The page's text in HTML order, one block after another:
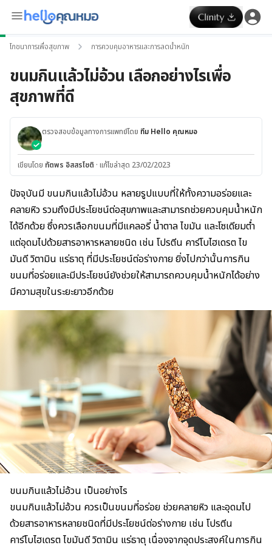
โภชนาการเพื่อสุขภาพ การควบคุมอาหารและการลดน้ำหนัก
ขนมกินแล้วไม่อ้วน เลือกอย่างไรเพื่อ
สุขภาพที่ดี
ตรวจสอบข้อมูลทางการแพทย์โดย ทีม Hello คุณหมอ
เขียนโดย ทัตพร อิสสรโชติ · แก้ไขล่าสุด 23/02/2023
ปัจจุบันมี ขนมกินแล้วไม่อ้วน หลายรูปแบบที่ให้ทั้งความอร่อยและ
คลายหิว รวมถึงมีประโยชน์ต่อสุขภาพและสามารถช่วยควบคุมน้ำหนัก
ได้อีกด้วย ซึ่งควรเลือกขนมที่มีแคลอรี่ น้ำตาล ไขมัน และโซเดียมต่ำ
แต่อุดมไปด้วยสารอาหารหลายชนิด เช่น โปรตีน คาร์โบไฮเดรต ไข
มันดี วิตามิน แร่ธาตุ ที่มีประโยชน์ต่อร่างกาย ยิ่งไปกว่านั้นการกิน
ขนมที่อร่อยและมีประโยชน์ยังช่วยให้สามารถควบคุมน้ำหนักได้อย่าง
มีความสุขในระยะยาวอีกด้วย
ขนมกินแล้วไม่อ้วน เป็นอย่างไร
ขนมกินแล้วไม่อ้วน ควรเป็นขนมที่อร่อย ช่วยคลายหิว และอุดมไป
ด้วยสารอาหารหลายชนิดที่มีประโยชน์ต่อร่างกาย เช่น โปรตีน
คาร์โบไฮเดรตไขมันดีวิตามิน แร่ธาตุ เนื่องจากจุดประสงค์ในการกิน